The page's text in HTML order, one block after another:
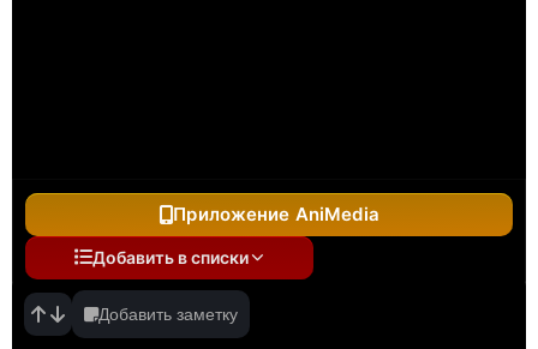
Приложение AniMedia
Добавить в списки
Добавить заметку